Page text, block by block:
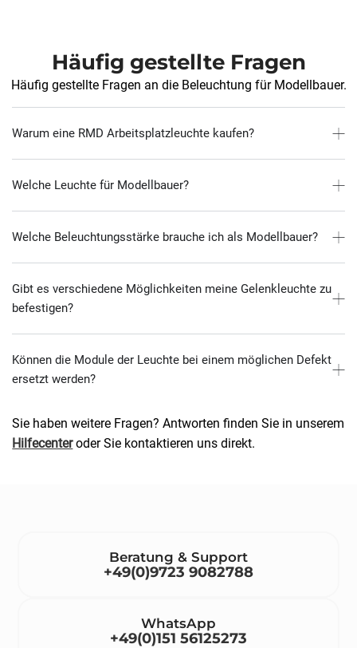
Häufig gestellte Fragen
Häufig gestellte Fragen an die Beleuchtung für Modellbauer.
Warum eine RMD Arbeitsplatzleuchte kaufen?
Welche Leuchte für Modellbauer?
Welche Beleuchtungsstärke brauche ich als Modellbauer?
Gibt es verschiedene Möglichkeiten meine Gelenkleuchte zu
befestigen?
Können die Module der Leuchte bei einem möglichen Defekt
ersetzt werden?
Sie haben weitere Fragen? Antworten finden Sie in unserem
Hilfecenteroder Sie kontaktieren uns direkt.
Beratung & Support
+49(0)9723 9082788
WhatsApp
+49(0)151 56125273